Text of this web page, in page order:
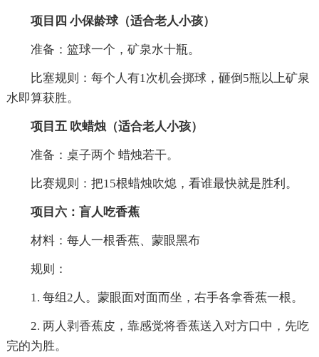
项目四 小保龄球（适合老人小孩）
准备：篮球一个，矿泉水十瓶。
比塞规则：每个人有1次机会掷球，砸倒5瓶以上矿泉
水即算获胜。
项目五 吹蜡烛（适合老人小孩）
准备：桌子两个 蜡烛若干。
比赛规则：把15根蜡烛吹熄，看谁最快就是胜利。
项目六：盲人吃香蕉
材料：每人一根香蕉、蒙眼黑布
规则：
1. 每组2人。蒙眼面对面而坐，右手各拿香蕉一根。
2. 两人剥香蕉皮，靠感觉将香蕉送入对方口中，先吃
完的为胜。